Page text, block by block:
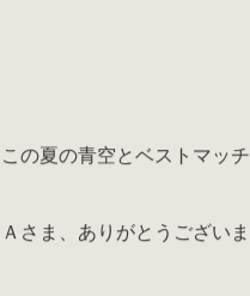
この夏の青空とベストマッ
Ａさま、ありがとうございま